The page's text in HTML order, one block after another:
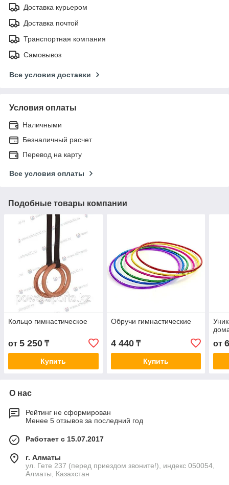
Доставка курьером
Доставка почтой
Транспортная компания
Самовывоз
Все условия доставки
Условия оплаты
Наличными
Безналичный расчет
Перевод на карту
Все условия оплаты
Подобные товары компании
Кольцо гимнастическое
от 5 250 ₸
Купить
Обручи гимнастические
4 440₸
Купить
от
О нас
Рейтинг не сформирован
Менее 5 отзывов за последний год
Работает с 15.07.2017
г. Алматы
ул. Гете 237 (перед приездом звоните!), индекс 050054,
Алматы, Казахстан